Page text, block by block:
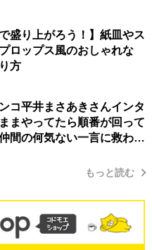
盛り上がろう！】紙皿やス
ロップス風のおしゃれな
方
コ平井まさあきさんインタ
まやってたら順番が回って
間の何気ない一言に救われ
もっと読む